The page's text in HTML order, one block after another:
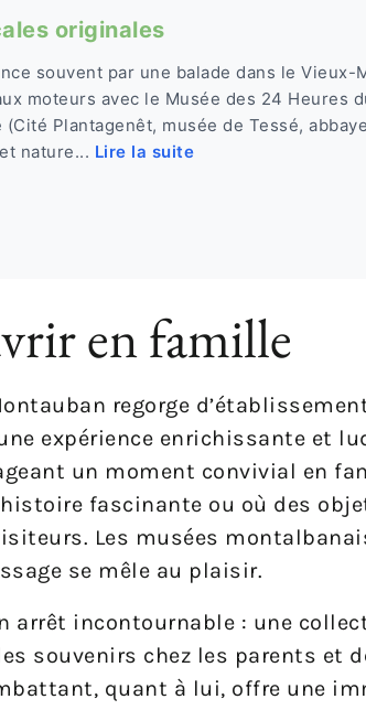
originales
souvent par une balade dans le Vieux-
moteurs avec le Musée des 24 Heures
Plantagenêt, musée de Tessé,
nature... Lire la suite
en famille
regorge
expérience enrichissante et
un moment convivial en
fascinante ou où des
Les musées
se mêle au plaisir.
arrêt incontournable : une
souvenirs chez les parents et
quant à lui, offre une